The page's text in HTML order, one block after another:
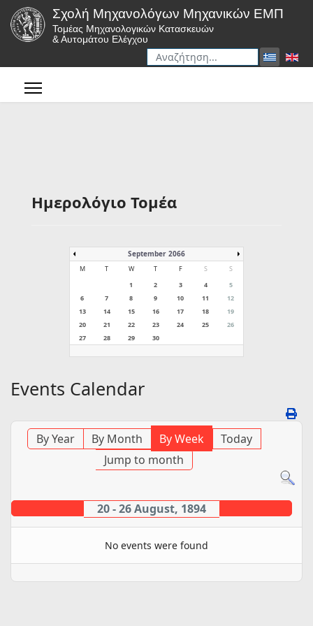
Σχολή Μηχανολόγων Μηχανικών ΕΜΠ
Τομέας Μηχανολογικών Κατασκευών
& Αυτομάτου Ελέγχου
Αναζήτηση
Ημερολόγιο Τομέα
September 2066
M T W T F S
S
1
2 3 4
5
6
7 8 9 10 11
12
13
14 15 16 17 18
19
20
21 22 23 24 25
26
27
28 29 30
Events Calendar
By Year By Month By Week
Today
Jump to month
20 - 26 August, 1894
No events were found